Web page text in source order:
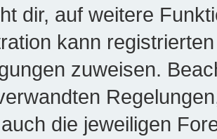
dir, auf weitere
kann
zuweisen.
die jeweiligen